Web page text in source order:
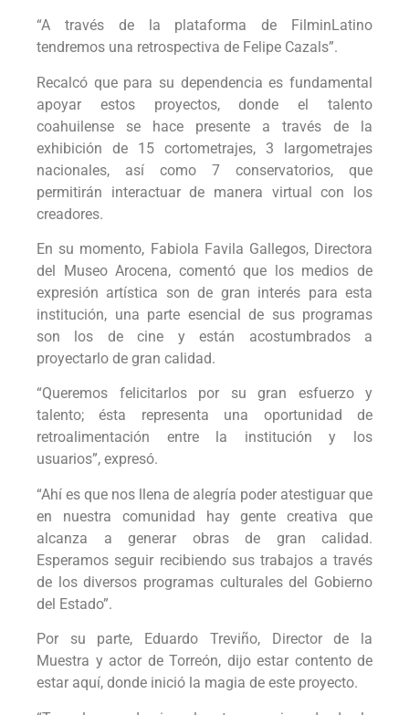
“A través de la plataforma de FilminLatino
tendremos una retrospectiva de Felipe Cazals”.
Recalcó que para su dependencia es fundamental
apoyar estos proyectos, donde el talento
coahuilense se hace presente a través de la
exhibición de 15 cortometrajes, 3 largometrajes
nacionales, así como 7 conservatorios, que
permitirán interactuar de manera virtual con los
creadores.
En su momento, Fabiola Favila Gallegos, Directora
del Museo Arocena, comentó que los medios de
expresión artística son de gran interés para esta
institución, una parte esencial de sus programas
son los de cine y están acostumbrados a
proyectarlo de gran calidad.
“Queremos felicitarlos por su gran esfuerzo y
talento; ésta representa una oportunidad de
retroalimentación entre la institución y los
usuarios”, expresó.
“Ahí es que nos llena de alegría poder atestiguar que
en nuestra comunidad hay gente creativa que
alcanza a generar obras de gran calidad.
Esperamos seguir recibiendo sus trabajos a través
de los diversos programas culturales del Gobierno
del Estado”.
Por su parte, Eduardo Treviño, Director de la
Muestra y actor de Torreón, dijo estar contento de
estar aquí, donde inició la magia de este proyecto.